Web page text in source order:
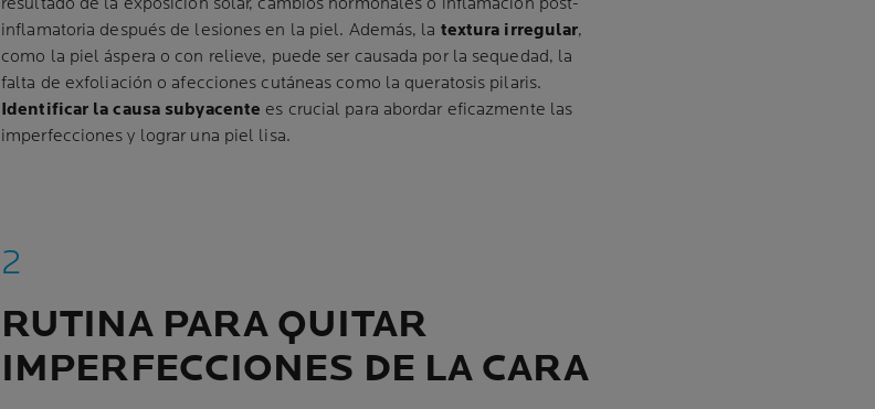
inflamatoria después de lesiones en la piel. Además, la textura irregular,
como la piel áspera o con relieve, puede ser causada por la sequedad, la
falta de exfoliación o afecciones cutáneas como la queratosis pilaris.
Identificar la causa subyacente es crucial para abordar eficazmente las
imperfecciones y lograr una piel lisa.
RUTINA PARA QUITAR
IMPERFECCIONES DE LA CARA